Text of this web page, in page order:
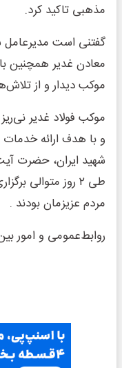
مذهبی تاکید کرد.
گفتنی است مدیرعامل
معادن غدیر همچنین
موکب دیدار و از
موکب فولاد غدیر
و با هدف ارائه خدمات
شهید ایران، حضرت
طی ۲ روز متوالی
مردم عزیزمان بودند .
روابط‌عمومی و امور